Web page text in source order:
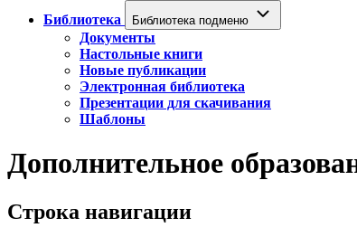
Библиотека
Библиотека подменю
Документы
Настольные книги
Новые публикации
Электронная библиотека
Презентации для скачивания
Шаблоны
Дополнительное
Строка навигации